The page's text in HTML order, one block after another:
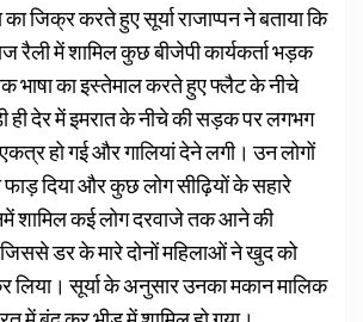
जिक्र करते हुए सूर्या राजाप्पन ने बताया कि
रैली में शामिल कुछ बीजेपी कार्यकर्ता भड़क
का इस्तेमाल करते हुए फ्लैट के नीचे
ही देर में इमरात के नीचे की सड़क पर लगभग
हो गई और गालियां देने लगी। उन लोगों
फाड़ दिया और कुछ लोग सीढ़ियों के सहारे
शामिल कई लोग दरवाजे तक आने की
डर के मारे दोनों महिलाओं ने खुद को
सूर्या के अनुसार उनका मकान मालिक